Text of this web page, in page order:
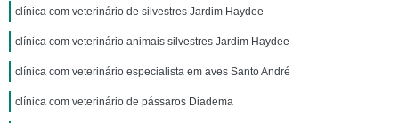
clínica com veterinário de silvestres Jardim Haydee
clínica com veterinário animais silvestres Jardim Haydee
clínica com veterinário especialista em aves Santo André
clínica com veterinário de pássaros Diadema